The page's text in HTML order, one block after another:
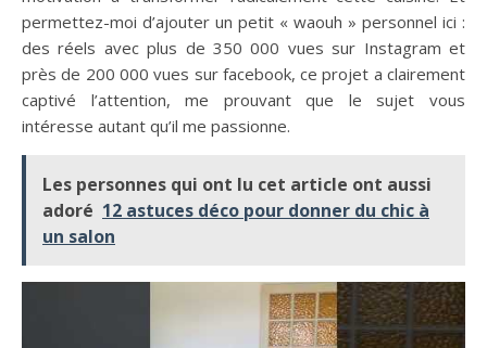
permettez-moi d’ajouter un petit « waouh » personnel ici :
des réels avec plus de 350 000 vues sur Instagram et
près de 200 000 vues sur facebook, ce projet a clairement
captivé l’attention, me prouvant que le sujet vous
intéresse autant qu’il me passionne.
Les personnes qui ont lu cet article ont aussi
adoré 12 astuces déco pour donner du chic à
un salon